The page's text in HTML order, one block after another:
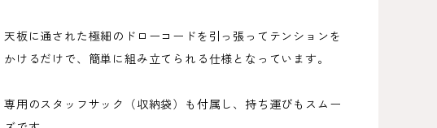
天板に通された極細のドローコードを引っ張ってテンションを
かけるだけで、簡単に組み立てられる仕様となっています。
専用のスタッフサック（収納袋）も付属し、持ち運びもスムー